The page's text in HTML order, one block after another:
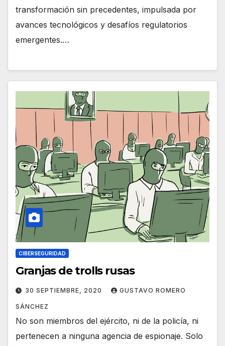
transformación sin precedentes, impulsada por
avances tecnológicos y desafíos regulatorios
emergentes.…
CIBERSEGURIDAD
Granjas de trolls rusas
30 SEPTIEMBRE, 2020 GUSTAVO ROMERO
SÁNCHEZ
No son miembros del ejército, ni de la policía, ni
pertenecen a ninguna agencia de espionaje. Solo